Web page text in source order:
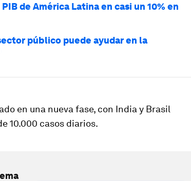
de América Latina en casi un 10% en
público puede ayudar en la
en una nueva fase, con India y Brasil
10.000 casos diarios.